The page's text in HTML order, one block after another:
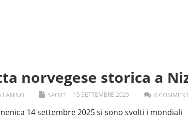
norvegese storica a
LANINO SPORT 15 SETTEMBRE 2025 0
14 settembre 2025 si sono svolti i mondiali